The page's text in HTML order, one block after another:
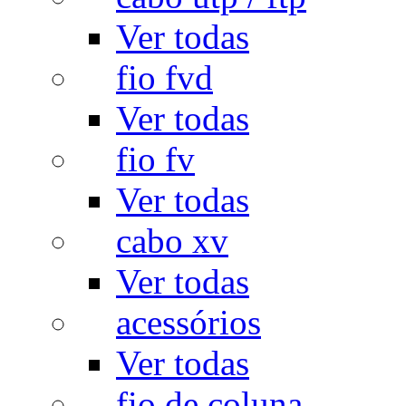
Ver todas
fio fvd
Ver todas
fio fv
Ver todas
cabo xv
Ver todas
acessórios
Ver todas